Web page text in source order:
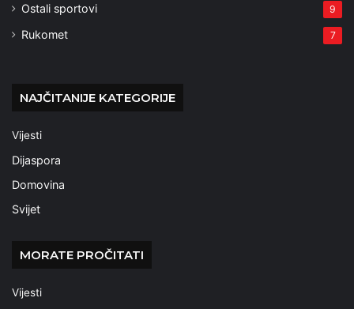
Ostali sportovi 9
Rukomet 7
NAJČITANIJE KATEGORIJE
Vijesti
Dijaspora
Domovina
Svijet
MORATE PROČITATI
Vijesti